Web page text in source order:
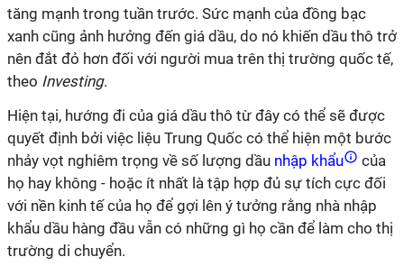
tăng mạnh trong tuần trước. Sức mạnh của đồng bạc
xanh cũng ảnh hưởng đến giá dầu, do nó khiến dầu thô trở
nên đắt đỏ hơn đối với người mua trên thị trường quốc tế,
theo Investing.
Hiện tại, hướng đi của giá dầu thô từ đây có thể sẽ được
quyết định bởi việc liệu Trung Quốc có thể hiện một bước
nhảy vọt nghiêm trọng về số lượng dầu nhập khẩu
của
họ hay không - hoặc ít nhất là tập hợp đủ sự tích cực đối
với nền kinh tế của họ để gợi lên ý tưởng rằng nhà nhập
khẩu dầu hàng đầu vẫn có những gì họ cần để làm cho thị
trường di chuyển.